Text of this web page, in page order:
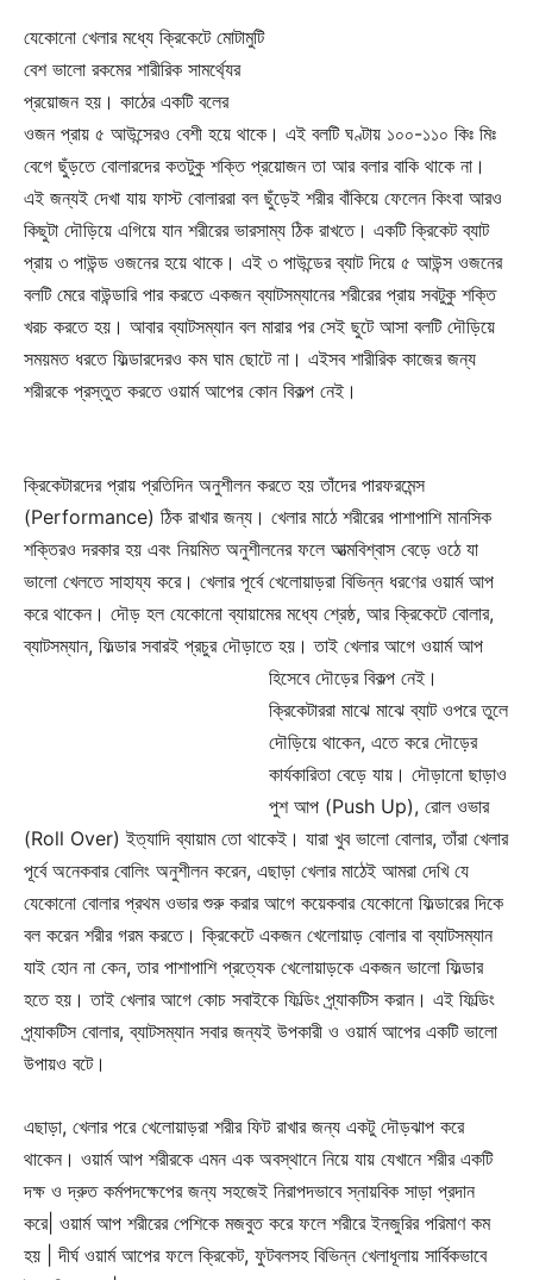
Champs21
যেকোনো খেলার মধ্যে ক্রিকেটে মোটামুটি
বেশ ভালো রকমের শারীরিক সামর্থ্যের
প্রয়োজন হয়। কাঠের একটি বলের
ওজন প্রায় ৫ আউন্সেরও বেশী হয়ে থাকে। এই বলটি ঘণ্টায় ১০০-১১০ কিঃ মিঃ
বেগে ছুঁড়তে বোলারদের কতটুকু শক্তি প্রয়োজন তা আর বলার বাকি থাকে না।
এই জন্যই দেখা যায় ফাস্ট বোলাররা বল ছুঁড়েই শরীর বাঁকিয়ে ফেলেন কিংবা আরও
কিছুটা দৌড়িয়ে এগিয়ে যান শরীরের ভারসাম্য ঠিক রাখতে। একটি ক্রিকেট ব্যাট
প্রায় ৩ পাউন্ড ওজনের হয়ে থাকে। এই ৩ পাউন্ডের ব্যাট দিয়ে ৫ আউন্স ওজনের
বলটি মেরে বাউন্ডারি পার করতে একজন ব্যাটসম্যানের শরীরের প্রায় সবটুকু শক্তি
খরচ করতে হয়। আবার ব্যাটসম্যান বল মারার পর সেই ছুটে আসা বলটি দৌড়িয়ে
সময়মত ধরতে ফিল্ডারদেরও কম ঘাম ছোটে না। এইসব শারীরিক কাজের জন্য
শরীরকে প্রস্তুত করতে ওয়ার্ম আপের কোন বিকল্প নেই।
ক্রিকেটারদের প্রায় প্রতিদিন অনুশীলন করতে হয় তাঁদের পারফরমেন্স
(Performance) ঠিক রাখার জন্য। খেলার মাঠে শরীরের পাশাপাশি মানসিক
শক্তিরও দরকার হয় এবং নিয়মিত অনুশীলনের ফলে আত্মবিশ্বাস বেড়ে ওঠে যা
ভালো খেলতে সাহায্য করে। খেলার পূর্বে খেলোয়াড়রা বিভিন্ন ধরণের ওয়ার্ম আপ
করে থাকেন। দৌড় হল যেকোনো ব্যায়ামের মধ্যে শ্রেষ্ঠ, আর ক্রিকেটে বোলার,
ব্যাটসম্যান, ফিল্ডার সবারই প্রচুর দৌড়াতে হয়। তাই খেলার আগে ওয়ার্ম আপ
হিসেবে দৌড়ের বিকল্প নেই।
ক্রিকেটাররা মাঝে মাঝে ব্যাট ওপরে তুলে
দৌড়িয়ে থাকেন, এতে করে দৌড়ের
কার্যকারিতা বেড়ে যায়। দৌড়ানো ছাড়াও
পুশ আপ (Push Up), রোল ওভার
(Roll Over) ইত্যাদি ব্যায়াম তো থাকেই। যারা খুব ভালো বোলার, তাঁরা খেলার
পূর্বে অনেকবার বোলিং অনুশীলন করেন, এছাড়া খেলার মাঠেই আমরা দেখি যে
যেকোনো বোলার প্রথম ওভার শুরু করার আগে কয়েকবার যেকোনো ফিল্ডারের দিকে
বল করেন শরীর গরম করতে। ক্রিকেটে একজন খেলোয়াড় বোলার বা ব্যাটসম্যান
যাই হোন না কেন, তার পাশাপাশি প্রত্যেক খেলোয়াড়কে একজন ভালো ফিল্ডার
হতে হয়। তাই খেলার আগে কোচ সবাইকে ফিল্ডিং প্র্যাকটিস করান। এই ফিল্ডিং
প্র্যাকটিস বোলার, ব্যাটসম্যান সবার জন্যই উপকারী ও ওয়ার্ম আপের একটি ভালো
উপায়ও বটে।
এছাড়া, খেলার পরে খেলোয়াড়রা শরীর ফিট রাখার জন্য একটু দৌড়ঝাপ করে
থাকেন। ওয়ার্ম আপ শরীরকে এমন এক অবস্থানে নিয়ে যায় যেখানে শরীর একটি
দক্ষ ও দ্রুত কর্মপদক্ষেপের জন্য সহজেই নিরাপদভাবে স্নায়বিক সাড়া প্রদান
করে| ওয়ার্ম আপ শরীরের পেশিকে মজবুত করে ফলে শরীরে ইনজুরির পরিমাণ কম
হয় | দীর্ঘ ওয়ার্ম আপের ফলে ক্রিকেট, ফুটবলসহ বিভিন্ন খেলাধূলায় সার্বিকভাবে